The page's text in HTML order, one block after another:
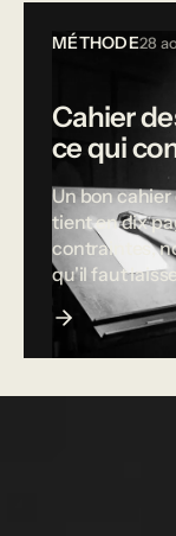
MÉTHODE28
Cahier
ce qui
Un bon
tient en dix
contraintes,
qu'il faut